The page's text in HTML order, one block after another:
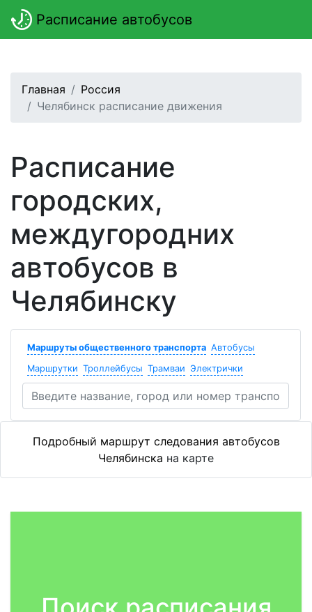
Расписание автобусов
Главная
Россия
Челябинск расписание движения
Расписание
городских,
междугородних
автобусов в
Челябинску
Маршруты общественного транспорта Автобусы
Маршрутки Троллейбусы Трамваи Электрички
Подробный маршрут следования автобусов
Челябинска на карте